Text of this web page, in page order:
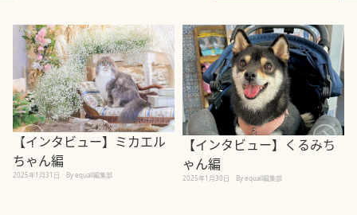
【インタビュー】ミカエル
ちゃん編
2025年1月31日 By equall編集部
【インタビュー】くるみち
ゃん編
2025年1月30日 By equall編集部